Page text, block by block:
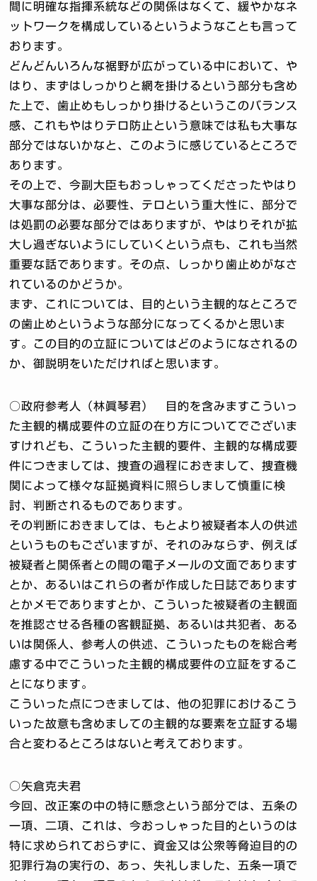
間に明確な指揮系統などの関係はなくて、緩やかなネ
ットワークを構成しているというようなことも言って
おります。
どんどんいろんな裾野が広がっている中において、や
はり、まずはしっかりと網を掛けるという部分も含め
た上で、歯止めもしっかり掛けるというこのバランス
感、これもやはりテロ防止という意味では私も大事な
部分ではないかなと、このように感じているところで
あります。
その上で、今副大臣もおっしゃってくださったやはり
大事な部分は、必要性、テロという重大性に、部分で
は処罰の必要な部分ではありますが、やはりそれが拡
大し過ぎないようにしていくという点も、これも当然
重要な話であります。その点、しっかり歯止めがなさ
れているのかどうか。
まず、これについては、目的という主観的なところで
の歯止めというような部分になってくるかと思いま
す。この目的の立証についてはどのようになされるの
か、御説明をいただければと思います。
○政府参考人（林眞琴君） 目的を含みますこういっ
た主観的構成要件の立証の在り方についてでございま
すけれども、こういった主観的要件、主観的な構成要
件につきましては、捜査の過程におきまして、捜査機
関によって様々な証拠資料に照らしまして慎重に検
討、判断されるものであります。
その判断におきましては、もとより被疑者本人の供述
というものもございますが、それのみならず、例えば
被疑者と関係者との間の電子メールの文面であります
とか、あるいはこれらの者が作成した日誌であります
とかメモでありますとか、こういった被疑者の主観面
を推認させる各種の客観証拠、あるいは共犯者、ある
いは関係人、参考人の供述、こういったものを総合考
慮する中でこういった主観的構成要件の立証をするこ
とになります。
こういった点につきましては、他の犯罪におけるこう
いった故意も含めましての主観的な要素を立証する場
合と変わるところはないと考えております。
○矢倉克夫君
今回、改正案の中の特に懸念という部分では、五条の
一項、二項、これは、今おっしゃった目的というのは
特に求められておらずに、資金又は公衆等脅迫目的の
犯罪行為の実行の、あっ、失礼しました、五条一項で